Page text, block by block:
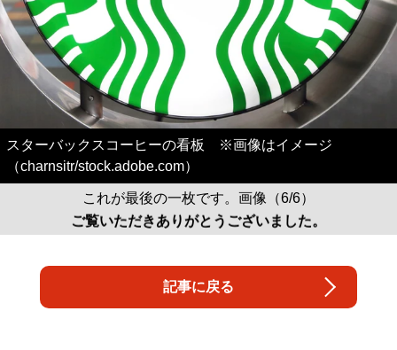
スターバックスコーヒーの看板 ※画像はイメージ
（charnsitr/stock.adobe.com）
これが最後の一枚です。画像（6/6）
ご覧いただきありがとうございました。
記事に戻る